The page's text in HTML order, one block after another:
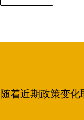
随着近期政策变化